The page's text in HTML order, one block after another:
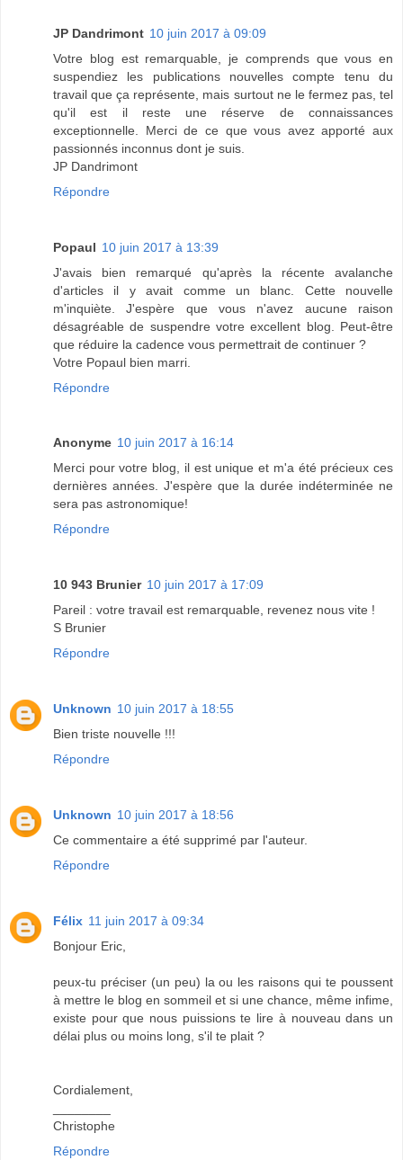
JP Dandrimont 10 juin 2017 à 09:09
Votre blog est remarquable, je comprends que vous en
suspendiez les publications nouvelles compte tenu du
travail que ça représente, mais surtout ne le fermez pas, tel
qu'il est il reste une réserve de connaissances
exceptionnelle. Merci de ce que vous avez apporté aux
passionnés inconnus dont je suis.
JP Dandrimont
Répondre
Popaul 10 juin 2017 à 13:39
J'avais bien remarqué qu'après la récente avalanche
d'articles il y avait comme un blanc. Cette nouvelle
m'inquiète. J'espère que vous n'avez aucune raison
désagréable de suspendre votre excellent blog. Peut-être
que réduire la cadence vous permettrait de continuer ?
Votre Popaul bien marri.
Répondre
Anonyme 10 juin 2017 à 16:14
Merci pour votre blog, il est unique et m'a été précieux ces
dernières années. J'espère que la durée indéterminée ne
sera pas astronomique!
Répondre
10 943 Brunier 10 juin 2017 à 17:09
Pareil : votre travail est remarquable, revenez nous vite !
S Brunier
Répondre
Unknown 10 juin 2017 à 18:55
Bien triste nouvelle !!!
Répondre
Unknown 10 juin 2017 à 18:56
Ce commentaire a été supprimé par l'auteur.
Répondre
Félix 11 juin 2017 à 09:34
Bonjour Eric,
peux-tu préciser (un peu) la ou les raisons qui te poussent
à mettre le blog en sommeil et si une chance, même infime,
existe pour que nous puissions te lire à nouveau dans un
délai plus ou moins long, s'il te plait ?
Cordialement,
Christophe
Répondre